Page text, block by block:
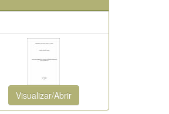
Visualizar/Abrir